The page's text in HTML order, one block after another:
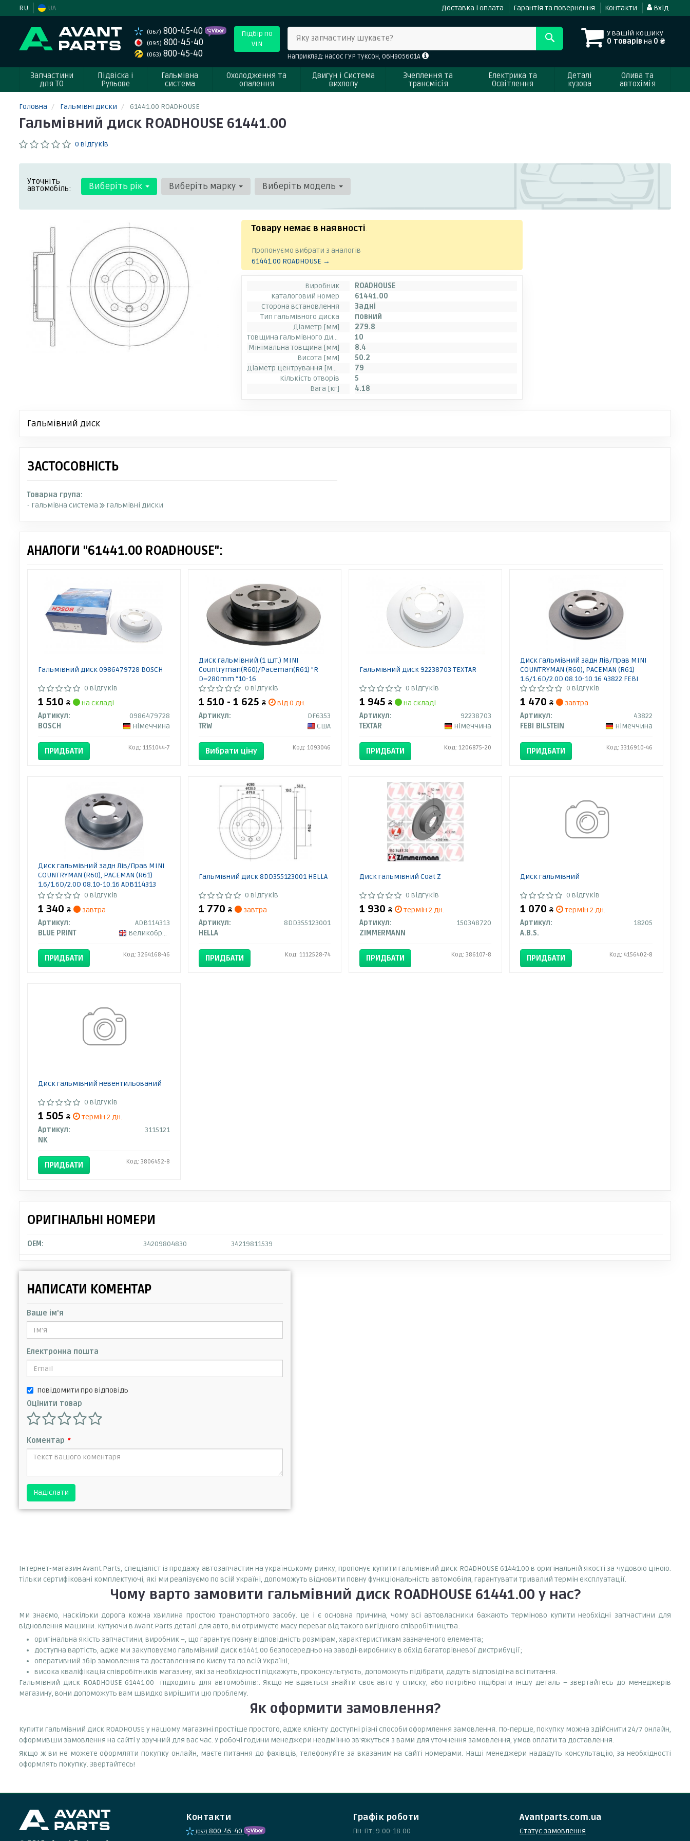
RU UA Доставка і оплата Гарантія та повернення Контакти Вхід
(067) 800-45-40
(095) 800-45-40
(063) 800-45-40
Підбір по
VIN
У вашій кошику
0 товарів на 0 ₴
Яку запчастину шукаєте?
Наприклад: насос ГУР Туксон, 06H905601A
Запчастини
для ТО
Підвіска і
Рульове
Гальмівна
система
Охолодження та
опалення
Двигун і Система
вихлопу
Зчеплення та
трансмісія
Електрика та
Освітлення
Деталі
кузова
Олива та
автохімія
Головна Гальмівні диски 61441.00 ROADHOUSE
Гальмівний диск ROADHOUSE 61441.00
0 відгуків
Уточніть
автомобіль: Виберіть рік Виберіть марку Виберіть модель
Товару немає в наявності.
Пропонуємо вибрати з аналогів
61441.00 ROADHOUSE →
Виробник
ROADHOUSE
Каталоговий номер
61441.00
Сторона встановлення
Задні
Тип гальмівного диска
повний
Діаметр [мм]
279.8
Товщина гальмівного диску (мм)
10
Мінімальна товщина [мм]
8.4
Висота [мм]
50.2
Діаметр центрування [мм]
79
Кількість отворів
5
Вага [кг]
4.18
Гальмівний диск
ЗАСТОСОВНІСТЬ
Товарна група:
- Гальмівна система
Гальмівні диски
АНАЛОГИ "61441.00 ROADHOUSE":
Гальмівний диск 0986479728 BOSCH
0 відгуків
1 510 ₴
на складі
Артикул:
0986479728
BOSCH
Німеччина
ПРИДБАТИ Код: 1151044-7
Диск гальмівний (1 шт.) MINI
Countryman(R60)/Paceman(R61) "R
D=280mm "10-16
0 відгуків
1 510 - 1 625 ₴
від 0 дн.
Артикул:
DF6353
TRW
США
Вибрати ціну Код: 1093046
Гальмівний диск 92238703 TEXTAR
0 відгуків
1 945 ₴
на складі
Артикул:
92238703
TEXTAR
Німеччина
ПРИДБАТИ Код: 1206875-20
Диск гальмівний задн Лів/Прав MINI
COUNTRYMAN (R60), PACEMAN (R61)
1.6/1.6D/2.0D 08.10-10.16 43822 FEBI
0 відгуків
1 470₴
завтра
Артикул:
43822
FEBI BILSTEIN
Німеччина
ПРИДБАТИ Код: 3316910-46
Диск гальмівний задн Лів/Прав MINI
COUNTRYMAN (R60), PACEMAN (R61)
1.6/1.6D/2.0D 08.10-10.16 ADB114313
BLUE PRINT
0 відгуків
1 340 ₴
завтра
Артикул:
ADB114313
BLUE PRINT
Великобританія
ПРИДБАТИ Код: 3264168-46
Гальмівний диск 8DD355123001 HELLA
0 відгуків
1 770 ₴
завтра
Артикул:
8DD355123001
HELLA
ПРИДБАТИ Код: 1112528-74
Диск гальмівний Coat Z
0 відгуків
1 930 ₴
термін 2 дн.
Артикул:
150348720
ZIMMERMANN
ПРИДБАТИ Код: 386107-8
Диск гальмівний
0 відгуків
1 070₴
термін 2 дн.
Артикул:
18205
A.B.S.
ПРИДБАТИ Код: 4156402-8
Диск гальмівний невентильований
0 відгуків
1 505 ₴
термін 2 дн.
Артикул:
3115121
NK
ПРИДБАТИ Код: 3806452-8
ОРИГІНАЛЬНІ НОМЕРИ
OEM: 34209804830 34219811539
НАПИСАТИ КОМЕНТАР
Ваше ім'я
Електронна пошта
Повідомити про відповідь
Оцінити товар
Коментар *
Надіслати
Інтернет-магазин Avant.Parts, спеціаліст із продажу автозапчастин на українському ринку, пропонує купити гальмівний диск ROADHOUSE 61441.00 в оригінальній якості за чудовою ціною.
Тільки сертифіковані комплектуючі, які ми реалізуємо по всій Україні, допоможуть відновити повну функціональність автомобіля, гарантувати тривалий термін експлуатації.
Чому варто замовити гальмівний диск ROADHOUSE 61441.00 у нас?
Ми знаємо, наскільки дорога кожна хвилина простою транспортного засобу. Це і є основна причина, чому всі автовласники бажають терміново купити необхідні запчастини для
відновлення машини. Купуючи в Avant.Parts деталі для авто, ви отримуєте масу переваг від такого вигідного співробітництва:
оригінальна якість запчастини, виробник –, що гарантує повну відповідність розмірам, характеристикам зазначеного елемента;
доступна вартість, адже ми закуповуємо гальмівний диск 61441.00 безпосередньо на заводі-виробнику в обхід багаторівневої дистрибуції;
оперативний збір замовлення та доставлення по Києву та по всій Україні;
висока кваліфікація співробітників магазину, які за необхідності підкажуть, проконсультують, допоможуть підібрати, дадуть відповіді на всі питання.
Гальмівний диск ROADHOUSE 61441.00 підходить для автомобілів:. Якщо не вдається знайти своє авто у списку, або потрібно підібрати іншу деталь – звертайтесь до менеджерів
магазину, вони допоможуть вам швидко вирішити цю проблему.
Як оформити замовлення?
Купити гальмівний диск ROADHOUSE у нашому магазині простіше простого, адже клієнту доступні різні способи оформлення замовлення. По-перше, покупку можна здійснити 24/7 онлайн,
оформивши замовлення на сайті у зручний для вас час. У робочі години менеджери неодмінно зв'яжуться з вами для уточнення замовлення, умов оплати та доставлення.
Якщо ж ви не можете оформляти покупку онлайн, маєте питання до фахівців, телефонуйте за вказаним на сайті номерами. Наші менеджери нададуть консультацію, за необхідності
оформлять покупку. Звертайтесь!
Контакти
(067) 800-45-40
Графік роботи
Пн-Пт: 9:00-18:00
Avantparts.com.ua
Статус замовлення